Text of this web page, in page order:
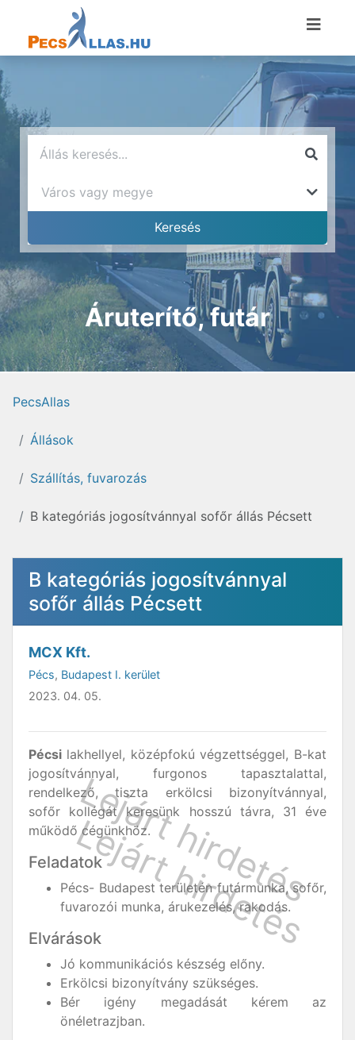
Áruterítő, futár
PecsAllas
Állások
Szállítás, fuvarozás
B kategóriás jogosítvánnyal sofőr állás Pécsett
B kategóriás jogosítvánnyal
sofőr állás Pécsett
MCX Kft.
Pécs, Budapest I. kerület
2023. 04. 05.
Pécsi lakhellyel, középfokú végzettséggel, B-kat
jogosítvánnyal, furgonos tapasztalattal,
rendelkező, tiszta erkölcsi bizonyítvánnyal,
sofőr kollégát keresünk hosszú távra, 31 éve
működő cégünkhöz.
Feladatok
Pécs- Budapest területén futármunka, sofőr,
fuvarozói munka, árukezelés, rakodás.
Elvárások
Jó kommunikációs készség előny.
Erkölcsi bizonyítvány szükséges.
Bér igény megadását kérem az
önéletrazjban.